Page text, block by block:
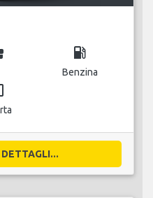
local_gas_station
Benzina